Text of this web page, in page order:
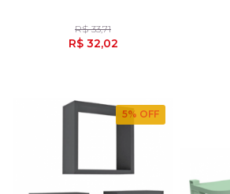
R$ 33,71
R$ 32,02
5% OFF